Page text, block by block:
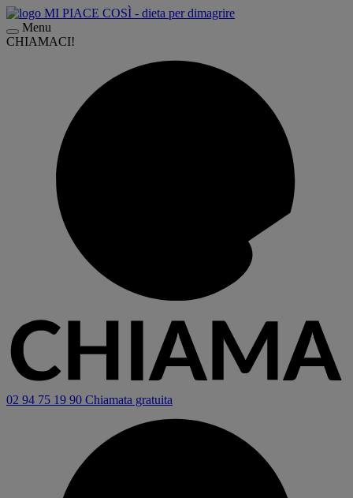
Menu
CHIAMACI!
02 94 75 19 90 Chiamata gratuita